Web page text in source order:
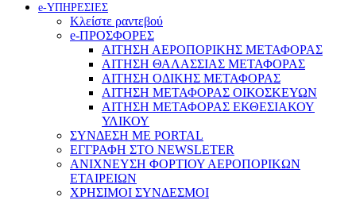
e-ΥΠΗΡΕΣΙΕΣ
Κλείστε ραντεβού
e-ΠΡΟΣΦΟΡΕΣ
ΑΙΤΗΣΗ ΑΕΡΟΠΟΡΙΚΗΣ ΜΕΤΑΦΟΡΑΣ
ΑΙΤΗΣΗ ΘΑΛΑΣΣΙΑΣ ΜΕΤΑΦΟΡΑΣ
ΑΙΤΗΣΗ ΟΔΙΚΗΣ ΜΕΤΑΦΟΡΑΣ
ΑΙΤΗΣΗ ΜΕΤΑΦΟΡΑΣ ΟΙΚΟΣΚΕΥΩΝ
ΑΙΤΗΣΗ ΜΕΤΑΦΟΡΑΣ ΕΚΘΕΣΙΑΚΟΥ
ΥΛΙΚΟΥ
ΣΥΝΔΕΣΗ ΜΕ PORTAL
ΕΓΓΡΑΦΗ ΣΤΟ NEWSLETER
ΑΝΙΧΝΕΥΣΗ ΦΟΡΤΙΟΥ ΑΕΡΟΠΟΡΙΚΩΝ
ΕΤΑΙΡΕΙΩΝ
ΧΡΗΣΙΜΟΙ ΣΥΝΔΕΣΜΟΙ